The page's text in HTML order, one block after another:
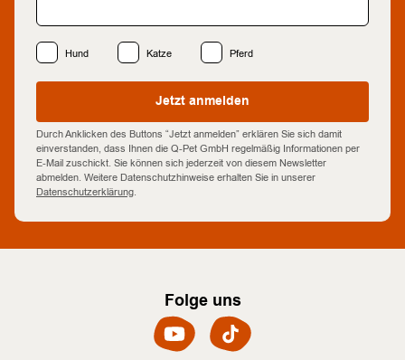
Hund Katze Pferd
Jetzt anmelden
Durch Anklicken des Buttons “Jetzt anmelden” erklären Sie sich damit
einverstanden, dass Ihnen die Q-Pet GmbH regelmäßig Informationen per
E-Mail zuschickt. Sie können sich jederzeit von diesem Newsletter
abmelden. Weitere Datenschutzhinweise erhalten Sie in unserer
Datenschutzerklärung.
Folge uns